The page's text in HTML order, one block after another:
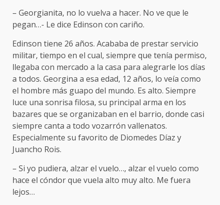
– Georgianita, no lo vuelva a hacer. No ve que le
pegan…- Le dice Edinson con cariño.
Edinson tiene 26 años. Acababa de prestar servicio
militar, tiempo en el cual, siempre que tenía permiso,
llegaba con mercado a la casa para alegrarle los días
a todos. Georgina a esa edad, 12 años, lo veía como
el hombre más guapo del mundo. Es alto. Siempre
luce una sonrisa filosa, su principal arma en los
bazares que se organizaban en el barrio, donde casi
siempre canta a todo vozarrón vallenatos.
Especialmente su favorito de Diomedes Díaz y
Juancho Rois.
– Si yo pudiera, alzar el vuelo…, alzar el vuelo como
hace el cóndor que vuela alto muy alto. Me fuera
lejos…